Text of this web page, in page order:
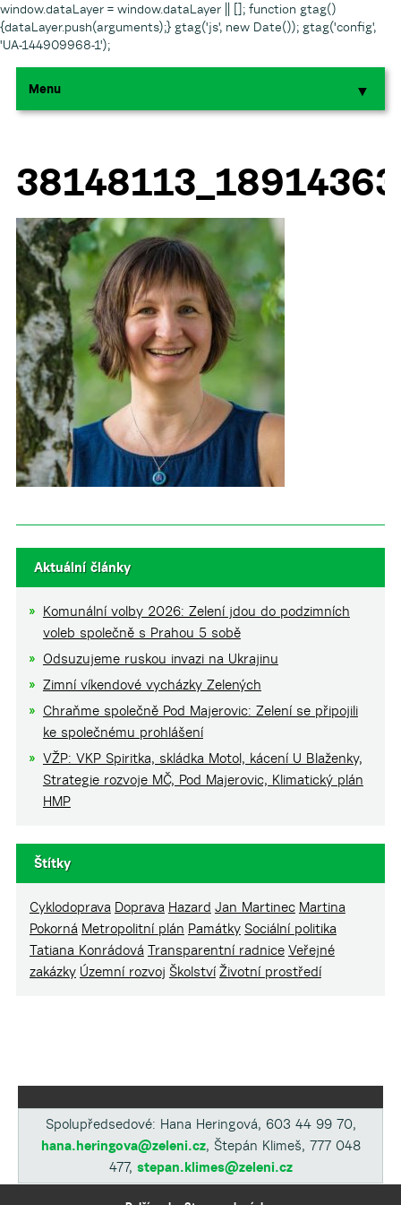
window.dataLayer = window.dataLayer || []; function gtag()
{dataLayer.push(arguments);} gtag('js', new Date()); gtag('config',
'UA-144909968-1');
Menu ▼
▼
Aktuální články
Komunální volby 2026: Zelení jdou do podzimních
voleb společně s Prahou 5 sobě
Odsuzujeme ruskou invazi na Ukrajinu
Zimní víkendové vycházky Zelených
Chraňme společně Pod Majerovic: Zelení se připojili
ke společnému prohlášení
VŽP: VKP Spiritka, skládka Motol, kácení U Blaženky,
Strategie rozvoje MČ, Pod Majerovic, Klimatický plán
HMP
Štítky
Cyklodoprava Doprava Hazard Jan Martinec Martina
Pokorná Metropolitní plán Památky Sociální politika
Tatiana Konrádová Transparentní radnice Veřejné
zakázky Územní rozvoj Školství Životní prostředí
Spolupředsedové: Hana Heringová, 603 44 99 70,
hana.heringova@zeleni.cz, Štepán Klimeš, 777 048
477, stepan.klimes@zeleni.cz